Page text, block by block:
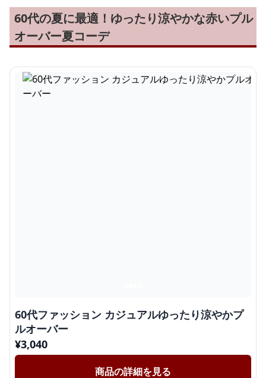
60代の夏に最適！ゆったり涼やかな赤いプル
オーバー夏コーデ
60代ファッション カジュアルゆったり涼やかプ
ルオーバー
¥3,040
商品の詳細を見る